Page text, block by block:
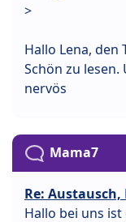
>
Hallo Lena, den
Schön zu
nervös
Mama7
Re: Austausch,
Hallo bei uns